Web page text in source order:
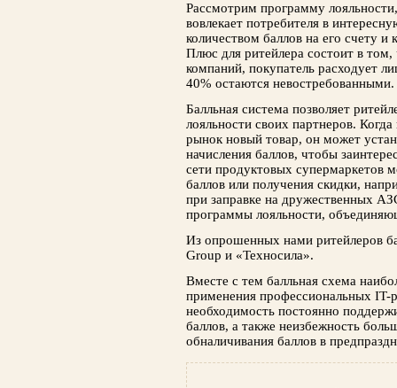
Рассмотрим программу
вовлекает потребителя в
количеством баллов на его счету
Плюс для ритейлера состоит в
компаний, покупатель расходует
40% остаются невостребованными.
Балльная система позволяет
лояльности своих партнеров.
рынок новый товар, он может
начисления баллов, чтобы
сети продуктовых супермаркетов
баллов или получения скидки,
при заправке на дружественных
программы лояльности,
Из опрошенных нами ритейлеров
Group и «Техносила».
Вместе с тем балльная схема
применения профессиональных IT-
необходимость постоянно
баллов, а также неизбежность
обналичивания баллов в